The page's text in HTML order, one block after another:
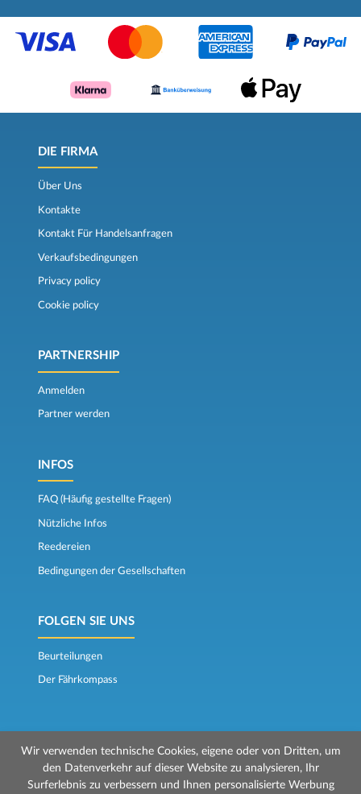
DIE FIRMA
Über Uns
Kontakte
Kontakt Für Handelsanfragen
Verkaufsbedingungen
Privacy policy
Cookie policy
PARTNERSHIP
Anmelden
Partner werden
INFOS
FAQ (Häufig gestellte Fragen)
Nützliche Infos
Reedereien
Bedingungen der Gesellschaften
FOLGEN SIE UNS
Beurteilungen
Der Fährkompass
Wir verwenden technische Cookies, eigene oder von Dritten, um
den Datenverkehr auf dieser Website zu analysieren, Ihr
Surferlebnis zu verbessern und Ihnen personalisierte Werbung